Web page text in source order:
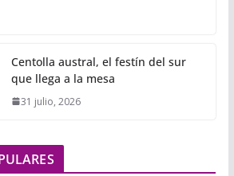
Centolla austral, el festín del sur
que llega a la mesa
31 julio, 2026